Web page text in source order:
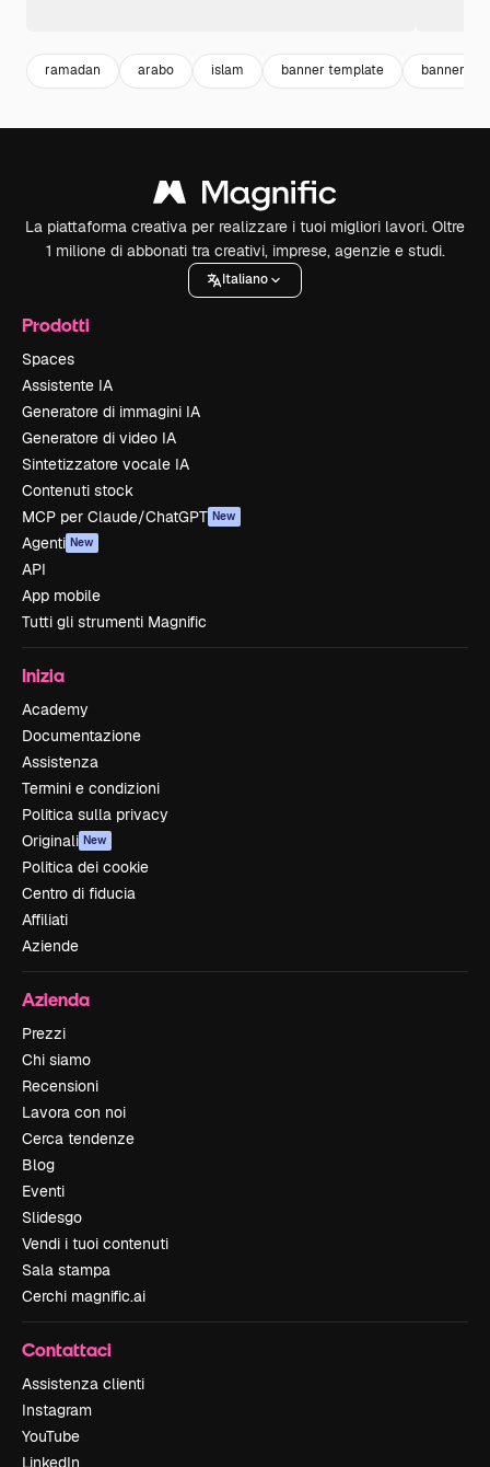
ramadan arabo islam banner template banner
La piattaforma creativa per realizzare i tuoi migliori lavori. Oltre
1 milione di abbonati tra creativi, imprese, agenzie e studi.
Italiano
Prodotti
Spaces
Assistente IA
Generatore di immagini IA
Generatore di video IA
Sintetizzatore vocale IA
Contenuti stock
MCP per Claude/ChatGPT New
Agenti New
API
App mobile
Tutti gli strumenti Magnific
Inizia
Academy
Documentazione
Assistenza
Termini e condizioni
Politica sulla privacy
Originali New
Politica dei cookie
Centro di fiducia
Affiliati
Aziende
Azienda
Prezzi
Chi siamo
Recensioni
Lavora con noi
Cerca tendenze
Blog
Eventi
Slidesgo
Vendi i tuoi contenuti
Sala stampa
Cerchi magnific.ai
Contattaci
Assistenza clienti
Instagram
YouTube
LinkedIn